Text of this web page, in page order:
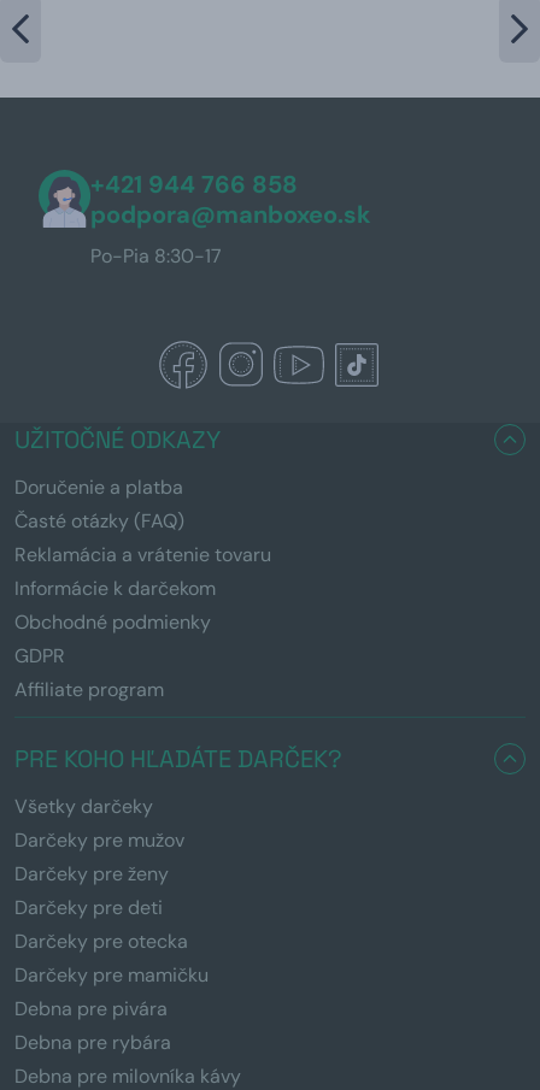
+421 944 766 858
podpora@manboxeo.sk
Po-Pia 8:30-17
UŽITOČNÉ ODKAZY
Doručenie a platba
Časté otázky (FAQ)
Reklamácia a vrátenie tovaru
Informácie k darčekom
Obchodné podmienky
GDPR
Affiliate program
PRE KOHO HĽADÁTE DARČEK?
Všetky darčeky
Darčeky pre mužov
Darčeky pre ženy
Darčeky pre deti
Darčeky pre otecka
Darčeky pre mamičku
Debna pre pivára
Debna pre rybára
Debna pre milovníka kávy